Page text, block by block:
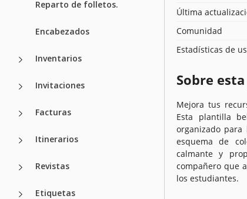
Reparto de folletos.
Encabezados
Inventarios
Invitaciones
Facturas
Itinerarios
Revistas
Etiquetas
Última
Comunidad
Estadísticas de
Sobre
Mejora tus
Esta plantilla
organizado
esquema de
calmante y
compañero que
los estudiantes.